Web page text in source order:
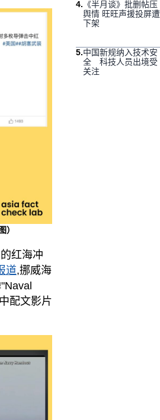
）
红海冲
道,挪威海
配文影片
4. 《半月谈》批删帖压
舆情 旺旺声援投屏遭
下架
5.中国新规纳入技术安
全 科技人员出境受
关注